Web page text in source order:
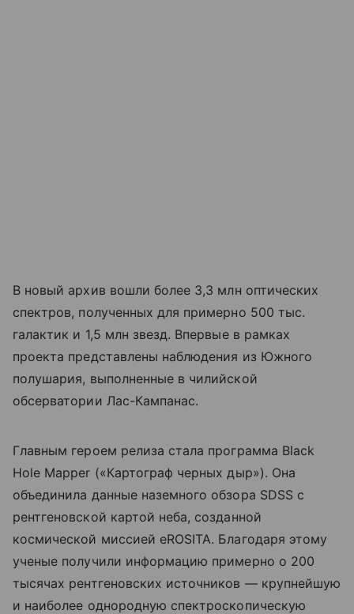
В новый архив вошли более 3,3 млн оптических
спектров, полученных для примерно 500 тыс.
галактик и 1,5 млн звезд. Впервые в рамках
проекта представлены наблюдения из Южного
полушария, выполненные в чилийской
обсерватории Лас-Кампанас.
Главным героем релиза стала программа Black
Hole Mapper («Картограф черных дыр»). Она
объединила данные наземного обзора SDSS с
рентгеновской картой неба, созданной
космической миссией eROSITA. Благодаря этому
ученые получили информацию примерно о 200
тысячах рентгеновских источников — крупнейшую
и наиболее однородную спектроскопическую